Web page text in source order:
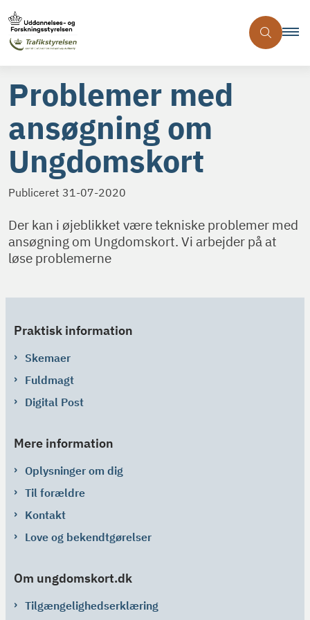
Problemer med
ansøgning om
Ungdomskort
Publiceret 31-07-2020
Der kan i øjeblikket være tekniske problemer med
ansøgning om Ungdomskort. Vi arbejder på at
løse problemerne
Praktisk information
Skemaer
Fuldmagt
Digital Post
Mere information
Oplysninger om dig
Til forældre
Kontakt
Love og bekendtgørelser
Om ungdomskort.dk
Tilgængelighedserklæring